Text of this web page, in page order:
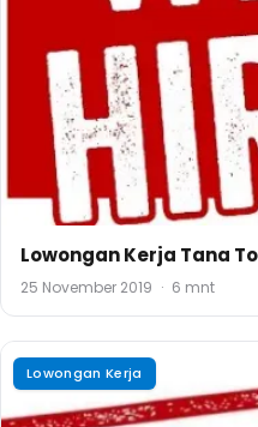
Lowongan Kerja Tana
25 November 2019 · 6 mnt
Lowongan Kerja